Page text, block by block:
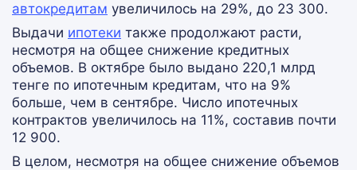
автокредитам увеличилось на 29%, до 23 300.
Выдачи ипотеки также продолжают расти,
несмотря на общее снижение кредитных
объемов. В октябре было выдано 220,1 млрд
тенге по ипотечным кредитам, что на 9%
больше, чем в сентябре. Число ипотечных
контрактов увеличилось на 11%, составив почти
12 900.
В целом, несмотря на общее снижение объемов